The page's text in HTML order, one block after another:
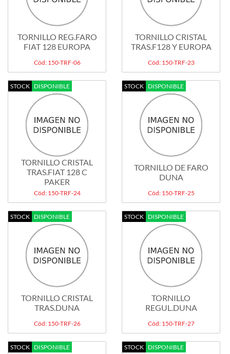
TORNILLO REG.FARO
FIAT 128 EUROPA
Cód: 150-TRF-06
TORNILLO CRISTAL
TRAS.F128 Y EUROPA
Cód: 150-TRF-23
STOCK DISPONIBLE
TORNILLO CRISTAL
TRAS.FIAT 128 C
PAKER
Cód: 150-TRF-24
STOCK DISPONIBLE
TORNILLO DE FARO
DUNA
Cód: 150-TRF-25
STOCK DISPONIBLE
TORNILLO CRISTAL
TRAS.DUNA
Cód: 150-TRF-26
STOCK DISPONIBLE
TORNILLO
REGUL.DUNA
Cód: 150-TRF-27
STOCK DISPONIBLE STOCK DISPONIBLE